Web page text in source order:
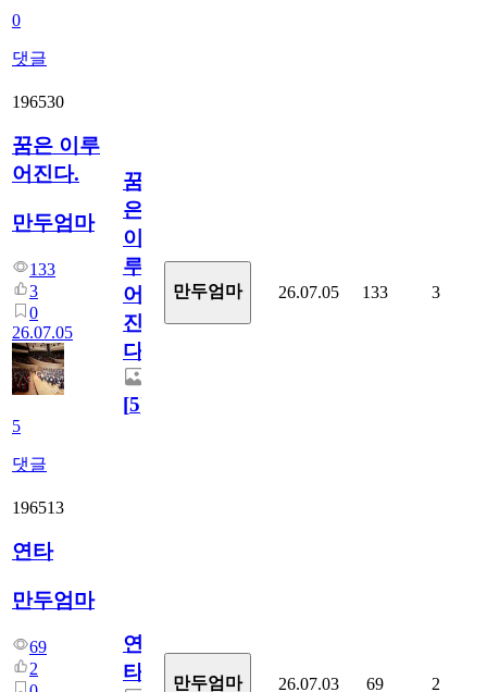
0
댓글
196530
꿈은 이루
어진다.
만두엄마
133
3
0
26.07.05
5
댓글
꿈
은
이
루
어
진
다.
[5]
만두엄마 26.07.05 133 3
196513
연타
만두엄마
69
2
연
타
만두엄마 26.07.03 69 2